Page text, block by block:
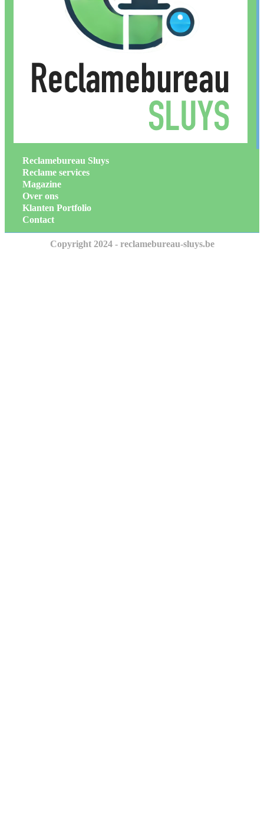
Reclamebureau Sluys
Reclame services
Magazine
Over ons
Klanten Portfolio
Contact
Copyright 2024 - reclamebureau-sluys.be